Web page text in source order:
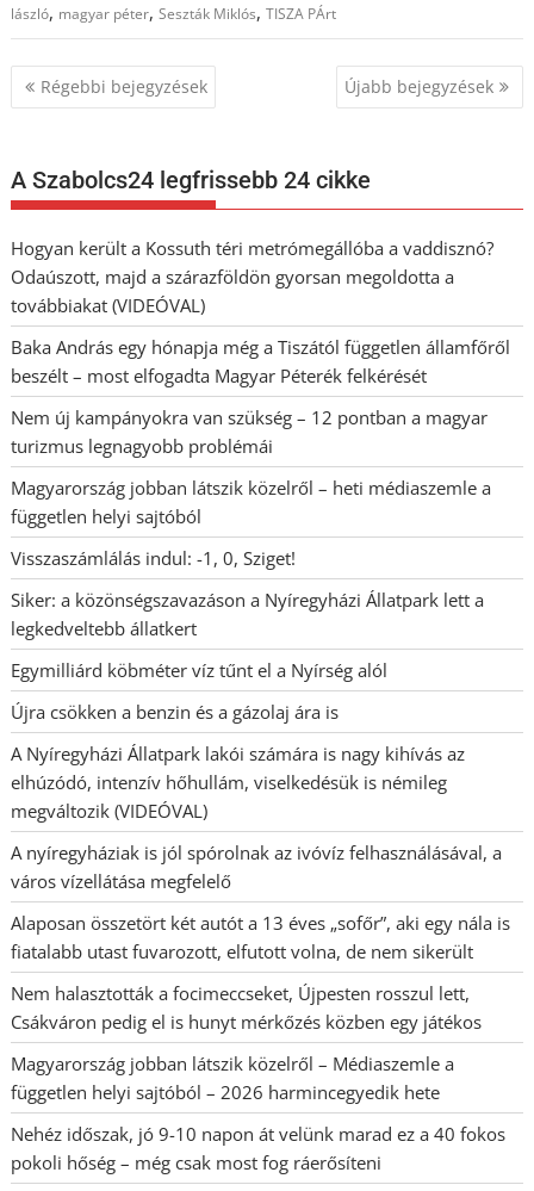
lászló, magyar péter,Seszták Miklós,TISZA PÁrt
Bejegyzés
navigáció
Régebbi bejegyzések Újabb bejegyzések
A Szabolcs24 legfrissebb 24 cikke
Hogyan került a Kossuth téri metrómegállóba a vaddisznó?
Odaúszott, majd a szárazföldön gyorsan megoldotta a
továbbiakat (VIDEÓVAL)
Baka András egy hónapja még a Tiszától független államfőről
beszélt – most elfogadta Magyar Péterék felkérését
Nem új kampányokra van szükség – 12 pontban a magyar
turizmus legnagyobb problémái
Magyarország jobban látszik közelről – heti médiaszemle a
független helyi sajtóból
Visszaszámlálás indul: -1, 0, Sziget!
Siker: a közönségszavazáson a Nyíregyházi Állatpark lett a
legkedveltebb állatkert
Egymilliárd köbméter víz tűnt el a Nyírség alól
Újra csökken a benzin és a gázolaj ára is
A Nyíregyházi Állatpark lakói számára is nagy kihívás az
elhúzódó, intenzív hőhullám, viselkedésük is némileg
megváltozik (VIDEÓVAL)
A nyíregyháziak is jól spórolnak az ivóvíz felhasználásával, a
város vízellátása megfelelő
Alaposan összetört két autót a 13 éves „sofőr”, aki egy nála is
fiatalabb utast fuvarozott, elfutott volna, de nem sikerült
Nem halasztották a focimeccseket, Újpesten rosszul lett,
Csákváron pedig el is hunyt mérkőzés közben egy játékos
Magyarország jobban látszik közelről – Médiaszemle a
független helyi sajtóból – 2026 harmincegyedik hete
Nehéz időszak, jó 9-10 napon át velünk marad ez a 40 fokos
pokoli hőség – még csak most fog ráerősíteni